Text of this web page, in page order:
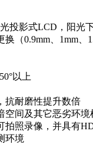
投影式LCD，阳光
（0.9mm、1mm
以上
抗耐磨性提升数倍
间及其它恶劣环境
照录像，并具有
环境